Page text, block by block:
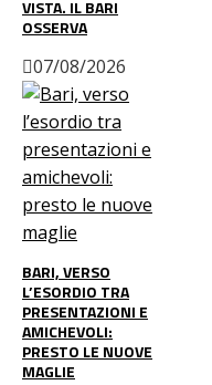
VISTA. IL BARI
OSSERVA
07/08/2026
BARI, VERSO
L’ESORDIO TRA
PRESENTAZIONI E
AMICHEVOLI:
PRESTO LE NUOVE
MAGLIE